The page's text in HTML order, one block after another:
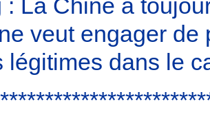
: La Chine a
veut engager
légitimes dans le